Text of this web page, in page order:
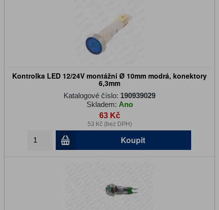
Kontrolka LED 12/24V montážní Ø 10mm modrá, konektory
6,3mm
Katalogové číslo: 190939029
Skladem: Ano
63 Kč
53 Kč (bez DPH)
Koupit